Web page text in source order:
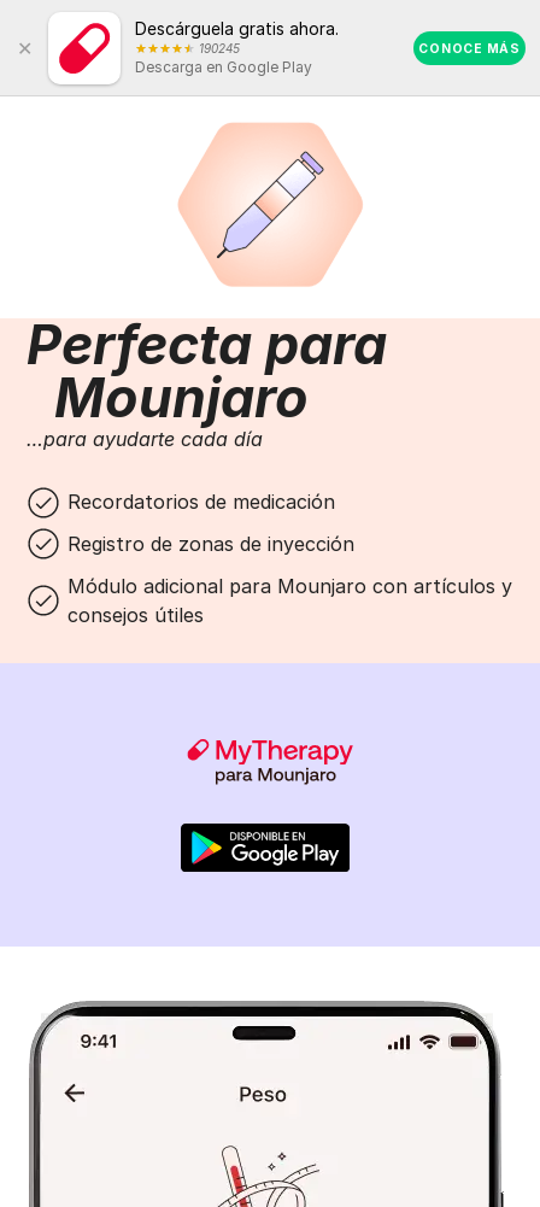
Close
Descárguela gratis ahora.
190245
Rating:
of
(calculated
from
a
total
Descarga en Google Play
CONOCE MÁS
Perfecta para
Mounjaro
…para ayudarte cada día
Recordatorios de medicación
Registro de zonas de inyección
Módulo adicional para Mounjaro con artículos y
consejos útiles